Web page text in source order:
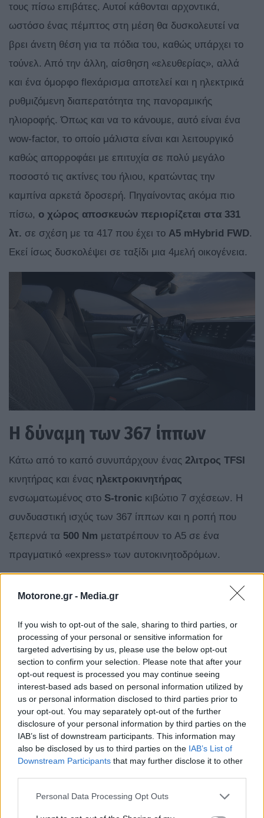
Motorone.gr - Media.gr
If you wish to opt-out of the sale, sharing to third parties, or
processing of your personal or sensitive information for
targeted advertising by us, please use the below opt-out
section to confirm your selection. Please note that after your
opt-out request is processed you may continue seeing
interest-based ads based on personal information utilized by
us or personal information disclosed to third parties prior to
your opt-out. You may separately opt-out of the further
disclosure of your personal information by third parties on the
IAB’s list of downstream participants. This information may
also be disclosed by us to third parties on the IAB’s List of
Downstream Participants that may further disclose it to other
Personal Data Processing Opt Outs
τους πίσω επιβάτες. Αυτοί κάθονται αρχοντικά,
ωστόσο ένας πέμπτος στη μέση θα δυσκολευτεί να
βρει άνετη θέση για τα πόδια του, καθώς υπάρχει το
τούνελ. Από την άλλη, αίσθηση «ελευθερίας», αλλά
και ένα όμορφο flexάρισμα αποτελεί και η ηλεκτρικά
ρυθμιζόμενη διαπερατότητα της πανοραμικής
ηλιοροφής. Όπως και να το κάνουμε, αυτό είναι ένα
wow-factor, το οποίο μάλιστα είναι και λειτουργικό
καθώς απορροφάει με επιτυχία σε πολύ μεγάλο
ποσοστό τις ακτίνες του ήλιου, κρατώντας την
καμπίνα αρκετά δροσερή. Πηγαίνοντας ακόμα πιο
πίσω, ο χώρος αποσκευών περιορίζεται στα 331
λτ. σε σχέση με τα 417 που έχει το A5 mHybrid FWD.
Εκεί ίσως δυσκολέψει σε ταξίδι μια 4μελή οικογένεια.
Η δύναμη των 367 ίππων
Κάτω από το καπό συνυπάρχουν ένας 2λιτρος TFSI
κινητήρας και ένας ηλεκτροκινητήρας
ενσωματωμένος στο S-tronic κιβώτιο 7 σχέσεων. Η
συνδυαστική ισχύς των 367 ίππων και η ροπή που
ξεπερνά τα 500 Nm μετατρέπουν το A5 σε ένα
πραγματικό «express» των αυτοκινητοδρόμων.
Η μετάβαση από την ηλεκτρική στην υβριδική
λειτουργία είναι υποδειγματικά ομαλή. Στην πόλη,